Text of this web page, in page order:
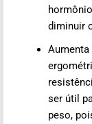
diminuir
ser útil
peso,